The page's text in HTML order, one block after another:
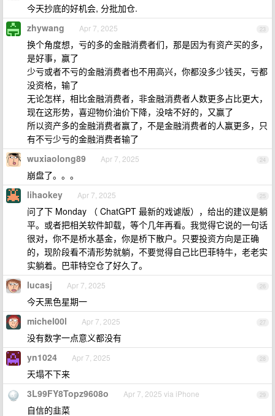
今天抄底的好机会, 分批加仓.
23
zhywang Apr 7, 2025
换个角度想，亏的多的金融消费者们，那是因为有资产买的多，
是好事，赢了
少亏或者不亏的金融消费者也不用高兴，你都没多少钱买，亏都
没资格，输了
无论怎样，相比金融消费者，非金融消费者人数更多占比更大，
现在这形势，喜迎物价油价下降，没啥不好的，又赢了
所以资产多的金融消费者赢了，不是金融消费者的人赢更多，只
有不亏少亏的金融消费者输了
24
wuxiaolong89 Apr 7, 2025
崩盘了。。。
25
lihaokey Apr 7, 2025
问了下 Monday （ ChatGPT 最新的戏谑版），给出的建议是躺
平。或者把相关软件卸载，等个几年再看。我觉得它说的一句话
很对，你不是桥水基金，你是桥下散户。只要投资方向是正确
的，现阶段看不清形势就躺，不要觉得自己比巴菲特牛，老老实
实躺着。巴菲特空仓了好久了。
26
lucasj Apr 7, 2025
今天黑色星期一
27
michel00l Apr 7, 2025
没有数字一点意义都没有
28
yn1024 Apr 7, 2025
天塌不下来
29
3L99FY8Topz9608o Apr 7, 2025 via iPhone
自信的韭菜